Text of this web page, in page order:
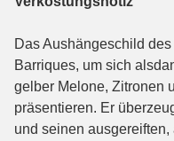
Das Aushängeschild
Barriques, um sich
gelber Melone, Zitronen
präsentieren. Er
und seinen